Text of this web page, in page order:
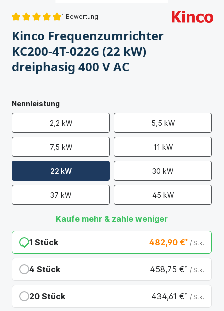
1 Bewertung
Kinco Frequenzumrichter
KC200-4T-022G (22 kW)
dreiphasig 400 V AC
Kaufe mehr & zahle weniger
1 Stück 482,90 €* / Stk.
4 Stück 458,75 €* / Stk.
20 Stück 434,61 €* / Stk.
Nennleistung
2,2 kW 5,5 kW
7,5 kW 11 kW
22 kW 30 kW
37 kW 45 kW